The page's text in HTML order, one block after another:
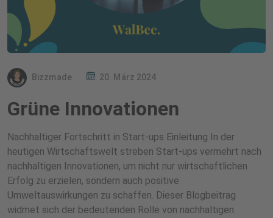
Bizzmade 20. März 2024
Grüne Innovationen
Nachhaltiger Fortschritt in Start-ups Einleitung In der
heutigen Wirtschaftswelt streben Start-ups vermehrt nach
nachhaltigen Innovationen, um nicht nur wirtschaftlichen
Erfolg zu erzielen, sondern auch positive
Umweltauswirkungen zu schaffen. Dieser Blogbeitrag
widmet sich der bedeutenden Rolle von nachhaltigen